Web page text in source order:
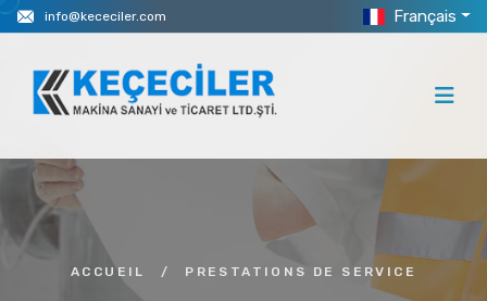
info@kececiler.com Français
ACCUEIL / PRESTATIONS DE SERVICE